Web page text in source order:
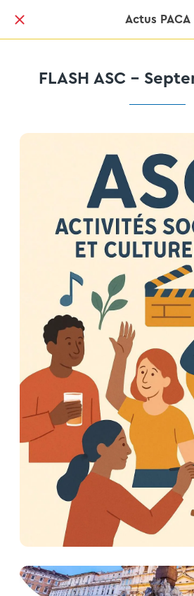
Actus PACA
FLASH ASC -